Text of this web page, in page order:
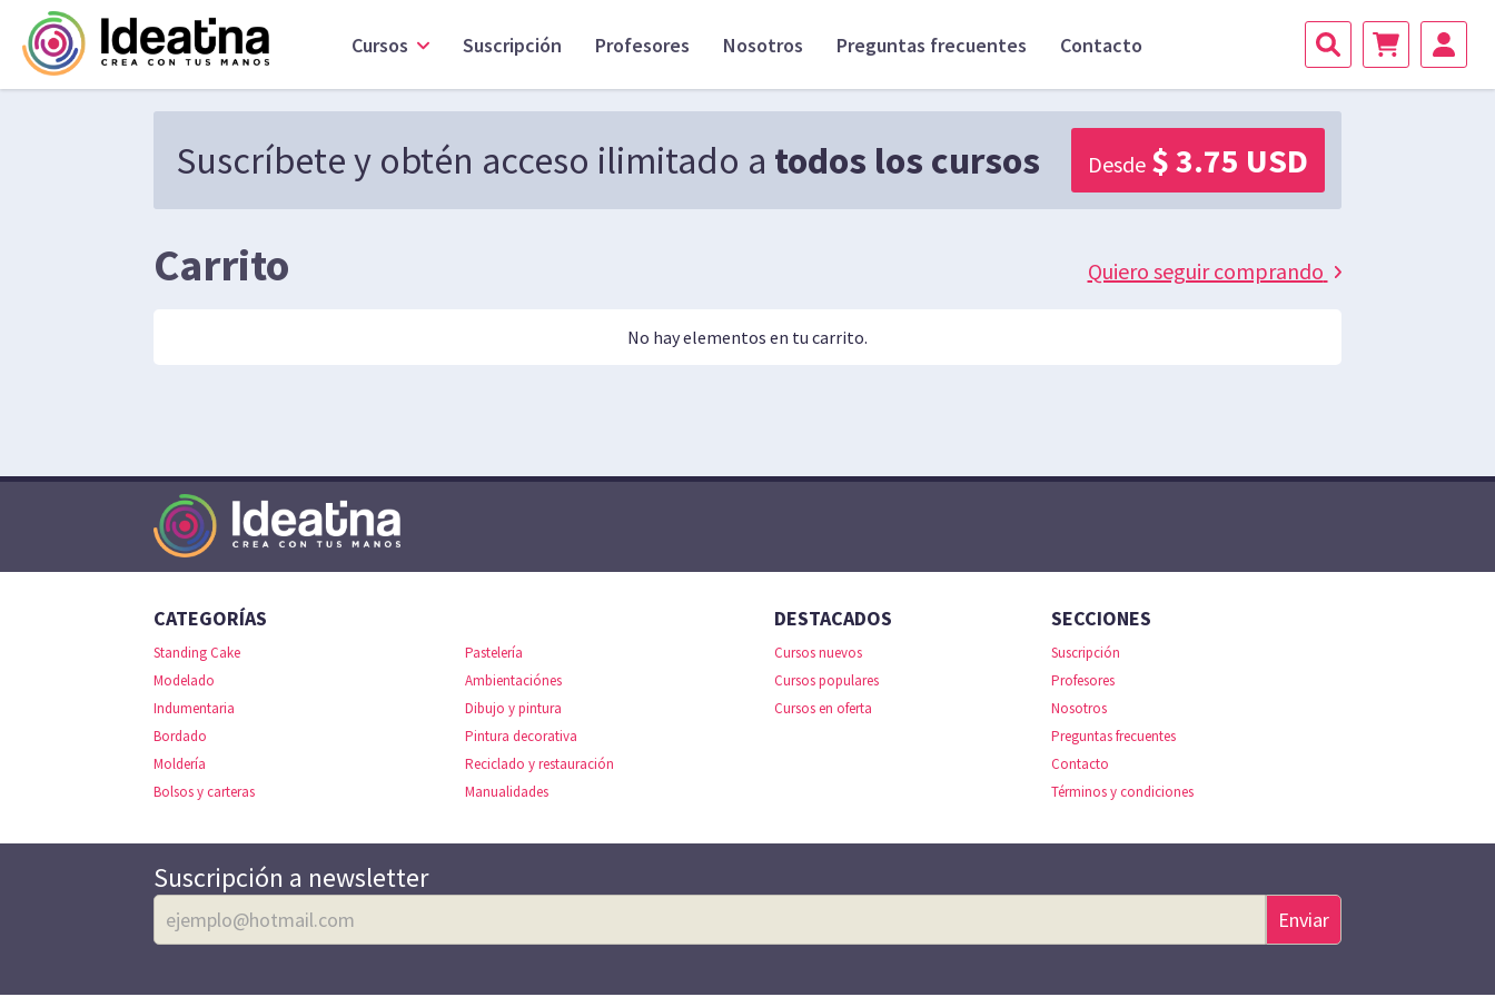
Cursos Suscripción Profesores Nosotros Preguntas frecuentes Contacto
Suscríbete y obtén acceso ilimitado a todos los cursos Desde $ 3.75 USD
Carrito Quiero seguir comprando
No hay elementos en tu carrito.
CATEGORÍAS
Standing Cake
Modelado
Indumentaria
Bordado
Moldería
Bolsos y carteras
Pastelería
Ambientaciónes
Dibujo y pintura
Pintura decorativa
Reciclado y restauración
Manualidades
DESTACADOS
Cursos nuevos
Cursos populares
Cursos en oferta
SECCIONES
Suscripción
Profesores
Nosotros
Preguntas frecuentes
Contacto
Términos y condiciones
Suscripción a newsletter
Enviar